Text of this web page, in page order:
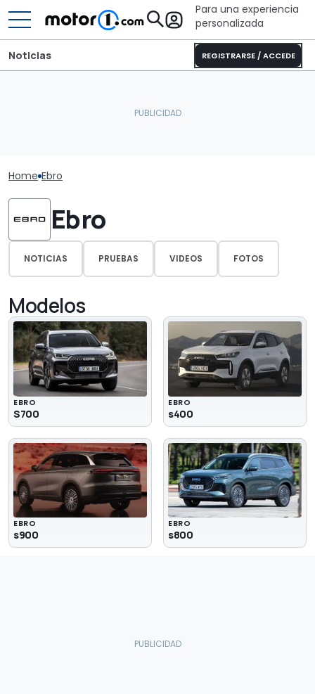
Para una experiencia
personalizada
REGISTRARSE / ACCEDE
Noticias
Home Ebro
Ebro
NOTICIAS PRUEBAS VIDEOS FOTOS
Modelos
EBRO
S700
EBRO
s400
EBRO
s900
EBRO
s800